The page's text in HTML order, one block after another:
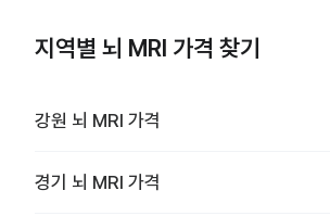
지역별 뇌 MRI 가격 찾기
강원 뇌 MRI 가격
경기 뇌 MRI 가격